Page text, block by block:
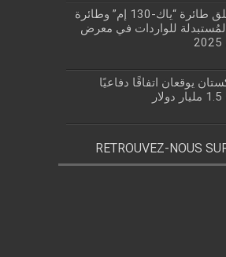
“روستيخ” تطلق طائرة “ياك-130 إم” وطائرة
للواردات في معرض
يوقعان اتفاقًا دفاعيًا
RETROUVEZ-NOUS